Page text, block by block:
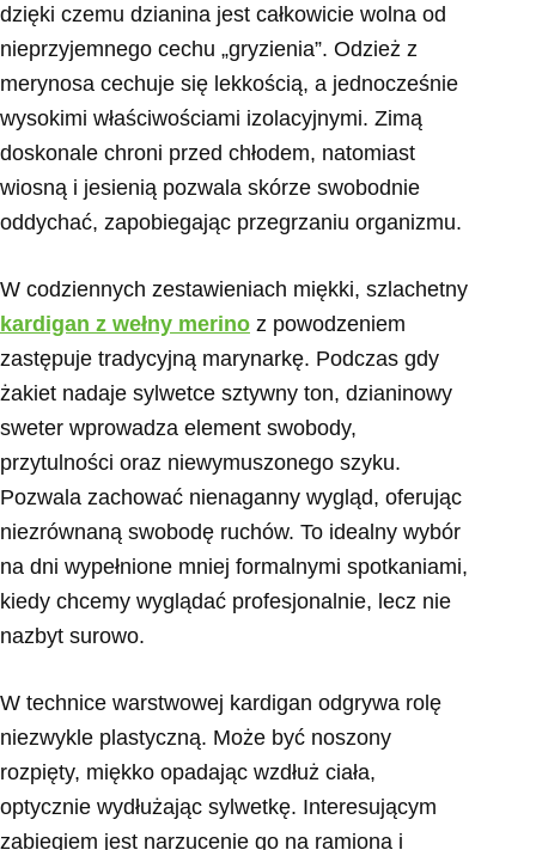
dzięki czemu dzianina jest całkowicie wolna od
nieprzyjemnego cechu „gryzienia”. Odzież z
merynosa cechuje się lekkością, a jednocześnie
wysokimi właściwościami izolacyjnymi. Zimą
doskonale chroni przed chłodem, natomiast
wiosną i jesienią pozwala skórze swobodnie
oddychać, zapobiegając przegrzaniu organizmu.
W codziennych zestawieniach miękki, szlachetny
kardigan z wełny merino z powodzeniem
zastępuje tradycyjną marynarkę. Podczas gdy
żakiet nadaje sylwetce sztywny ton, dzianinowy
sweter wprowadza element swobody,
przytulności oraz niewymuszonego szyku.
Pozwala zachować nienaganny wygląd, oferując
niezrównaną swobodę ruchów. To idealny wybór
na dni wypełnione mniej formalnymi spotkaniami,
kiedy chcemy wyglądać profesjonalnie, lecz nie
nazbyt surowo.
W technice warstwowej kardigan odgrywa rolę
niezwykle plastyczną. Może być noszony
rozpięty, miękko opadając wzdłuż ciała,
optycznie wydłużając sylwetkę. Interesującym
zabiegiem jest narzucenie go na ramiona i